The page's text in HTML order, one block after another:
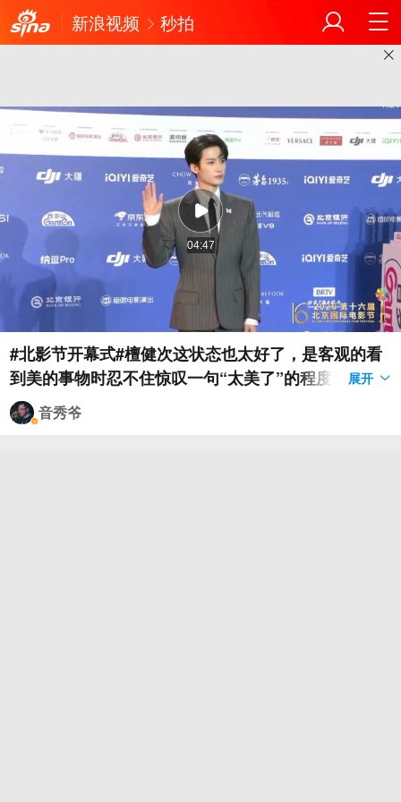
新浪视频 秒拍
04:47
#北影节开幕式#檀健次这状态也太好了，是客观的看
到美的事物时忍不住惊叹一句“太美了”的程度。我觉
得迟早有一天他会捧起最佳男主的奖杯，震耳欲聋他
展开
音秀爷